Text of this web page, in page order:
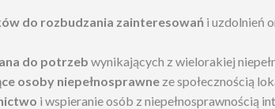
do rozbudzania zainteresowań i uzdolnień
do potrzeb wynikających z wielorakiej
osoby niepełnosprawne ze społecznością
i wspieranie osób z niepełnosprawnością